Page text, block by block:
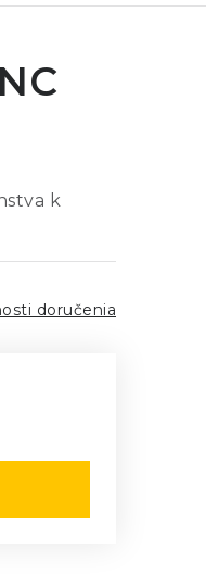
k
doručenia